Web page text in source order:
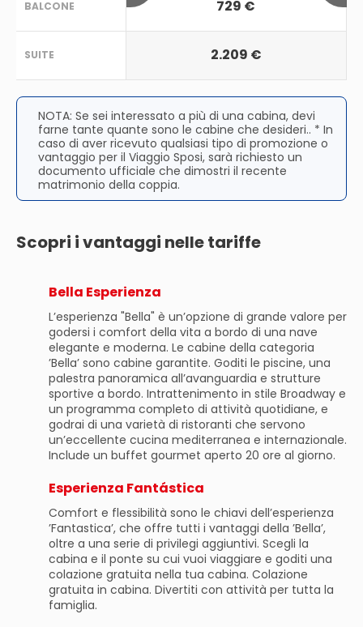
BALCONE
SUITE
729 €
2.209 €
NOTA: Se sei interessato a più di una cabina, devi
farne tante quante sono le cabine che desideri.. * In
caso di aver ricevuto qualsiasi tipo di promozione o
vantaggio per il Viaggio Sposi, sarà richiesto un
documento ufficiale che dimostri il recente
matrimonio della coppia.
Scopri i vantaggi nelle tariffe
Bella Esperienza
L’esperienza "Bella" è un’opzione di grande valore per
godersi i comfort della vita a bordo di una nave
elegante e moderna. Le cabine della categoria
’Bella’ sono cabine garantite. Goditi le piscine, una
palestra panoramica all’avanguardia e strutture
sportive a bordo. Intrattenimento in stile Broadway e
un programma completo di attività quotidiane, e
godrai di una varietà di ristoranti che servono
un’eccellente cucina mediterranea e internazionale.
Include un buffet gourmet aperto 20 ore al giorno.
Esperienza Fantástica
Comfort e flessibilità sono le chiavi dell’esperienza
’Fantastica’, che offre tutti i vantaggi della ’Bella’,
oltre a una serie di privilegi aggiuntivi. Scegli la
cabina e il ponte su cui vuoi viaggiare e goditi una
colazione gratuita nella tua cabina. Colazione
gratuita in cabina. Divertiti con attività per tutta la
famiglia.